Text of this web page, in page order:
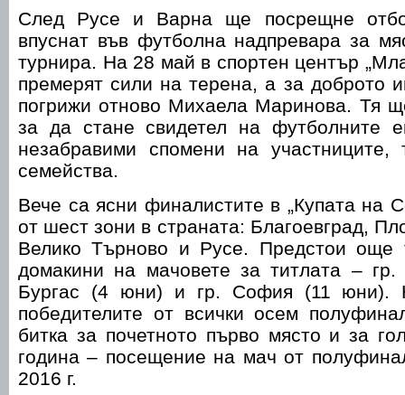
След Русе и Варна ще посрещне
впуснат във футболна надпревара за
турнира. На 28 май в спортен център
премерят сили на терена, а за доброто
погрижи отново Михаела Маринова. Тя
за да стане свидетел на футболните
незабравими спомени на участниците,
семейства.
Вече са ясни финалистите в „Купата на
от шест зони в страната: Благоевград,
Велико Търново и Русе. Предстои още
домакини на мачовете за титлата –
Бургас (4 юни) и гр. София (11
победителите от всички осем
битка за почетното първо място и за
година – посещение на мач от
2016 г.